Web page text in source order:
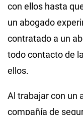
con ellos hasta
un abogado
contratado a un
todo contacto de
ellos.
Al trabajar con un
compañía de